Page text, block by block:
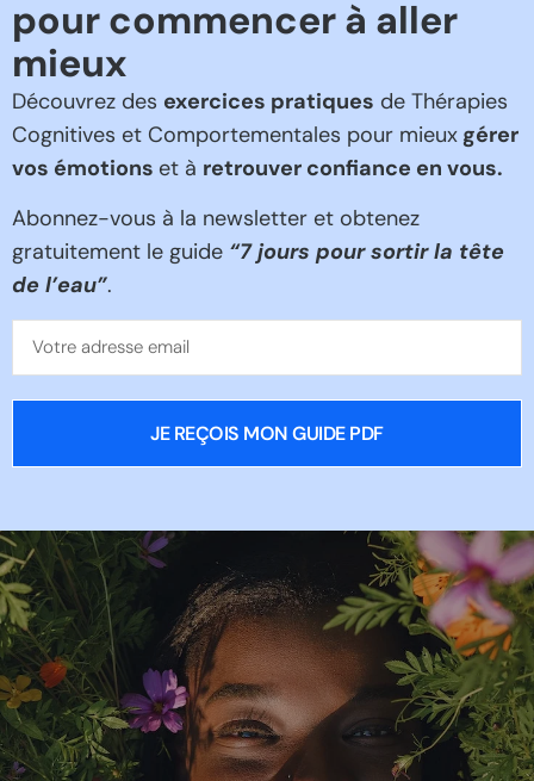
pour commencer à aller
mieux
Découvrez des exercices pratiques de Thérapies
Cognitives et Comportementales pour mieux gérer
vos émotions et à retrouver confiance en vous.
Abonnez-vous à la newsletter et obtenez
gratuitement le guide “7 jours pour sortir la tête
de l’eau”.
JE REÇOIS MON GUIDE PDF